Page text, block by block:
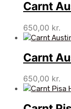
Carnt
650,00 kr.
Carnt
650,00 kr.